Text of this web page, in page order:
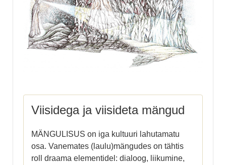
Viisidega ja viisideta mängud
MÄNGULISUS on iga kultuuri lahutamatu
osa. Vanemates (laulu)mängudes on tähtis
roll draama elementidel: dialoog, liikumine,